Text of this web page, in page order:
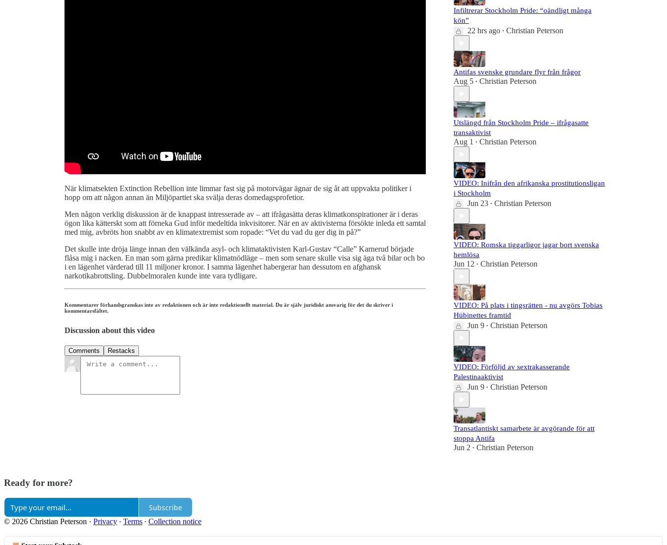
När klimatsekten Extinction Rebellion inte limmar fast sig på motorvägar ägnar de sig åt att uppvakta politiker i
hopp om att någon annan än Miljöpartiet ska svälja deras domedagsprofetior.
Men någon verklig diskussion är de knappast intresserade av – att ifrågasätta deras klimatkonspirationer är i deras
ögon lika kätterskt som att förneka Gud inför medeltida inkvisitorer. När en av aktivisterna försökte inleda ett samtal
med mig, avbröts hon snabbt av en klimatextremist som ropade: “Vet du vad du ger dig in på?”
Det skulle inte dröja länge innan den välkända asyl- och klimataktivisten Karl-Gustav “Calle” Karnerud började
flåsa mig i nacken. En man som gärna predikar klimatnödläge – men som senare skulle visa sig äga två bilar och bo
i en lägenhet värderad till 11 miljoner kronor. I samma lägenhet habergerar han dessutom en afghansk
narkotikabrottsling. Dubbelmoralen kunde inte vara tydligare.
Kommentarer förhandsgranskas inte av redaktionen och är inte redaktionellt material. Du är själv juridiskt ansvarig för det du skriver i
kommentarsfältet.
Discussion about this video
Comments Restacks
Infiltrerar Stockholm Pride: “oändligt många
kön”
22 hrs ago • Christian Peterson
Antifas svenske grundare flyr från frågor
Aug 5 • Christian Peterson
Utslängd från Stockholm Pride – ifrågasatte
transaktivist
Aug 1 • Christian Peterson
VIDEO: Inifrån den afrikanska prostitutionsligan
i Stockholm
Jun 23 • Christian Peterson
VIDEO: Romska tiggarligor jagar bort svenska
hemlösa
Jun 12 • Christian Peterson
VIDEO: På plats i tingsrätten - nu avgörs Tobias
Hübinettes framtid
Jun 9 • Christian Peterson
VIDEO: Förföljd av sextrakasserande
Palestinaaktivist
Jun 9 • Christian Peterson
Transatlantiskt samarbete är avgörande för att
stoppa Antifa
Jun 2 • Christian Peterson
Ready for more?
Subscribe
© 2026 Christian Peterson · Privacy ∙ Terms ∙ Collection notice